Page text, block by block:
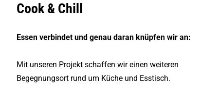
Cook & Chill
Essen verbindet und genau daran knüpfen wir an:
Mit unseren Projekt schaffen wir einen weiteren
Begegnungsort rund um Küche und Esstisch.